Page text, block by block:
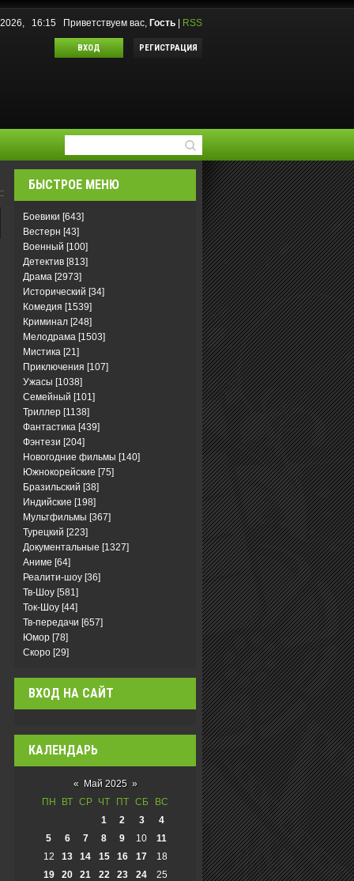
16:15 Приветствуем вас, Гость RSS
ВХОД РЕГИСТРАЦИЯ
БЫСТРОЕ МЕНЮ
Боевики [643]
Вестерн [43]
Военный [100]
Детектив [813]
Драма [2973]
Исторический [34]
Комедия [1539]
Криминал [248]
Мелодрама [1503]
Мистика [21]
Приключения [107]
Ужасы [1038]
Семейный [101]
Триллер [1138]
Фантастика [439]
Фэнтези [204]
Новогодние фильмы [140]
Южнокорейские [75]
Бразильский [38]
Индийские [198]
Мультфильмы [367]
Турецкий [223]
Документальные [1327]
Аниме [64]
Реалити-шоу [36]
Тв-Шоу [581]
Ток-Шоу [44]
Тв-передачи [657]
Юмор [78]
Скоро [29]
ВХОД НА САЙТ
КАЛЕНДАРЬ
« Май 2025 »
ПН
ВТ СР ЧТ ПТ СБ
ВС
1
2 3
4
5
6 7 8 9 10
11
12
13 14 15 16 17
18
19
20 21 22 23 24
25